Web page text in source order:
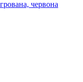
червона